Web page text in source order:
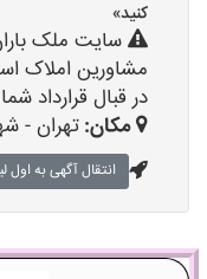
کنید»
سایت ملک
مشاورین املاک
در قبال قرارداد
مکان:تهران -
انتقال آگهی به